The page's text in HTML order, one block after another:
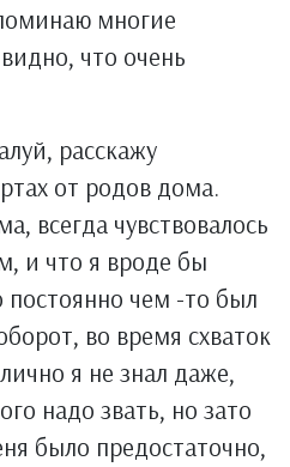
многие
что очень
расскажу
от родов дома.
всегда чувствовалось
и что я вроде бы
постоянно чем -то был
во время схваток
я не знал даже,
надо звать, но зато
было предостаточно,